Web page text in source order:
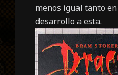
menos igual tanto
desarrollo a esta.